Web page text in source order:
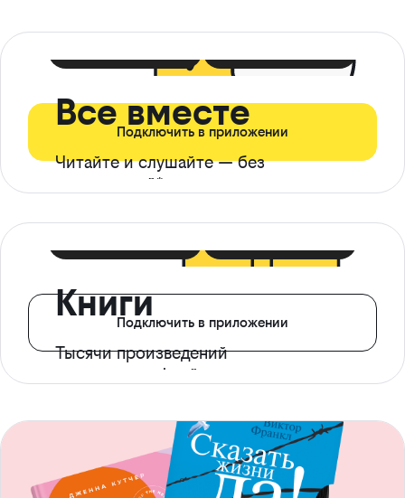
Все вместе
Читайте и слушайте — без
ограничений*
Подключить в приложении
Книги
Тысячи произведений
с доступом офлайн
Подключить в приложении